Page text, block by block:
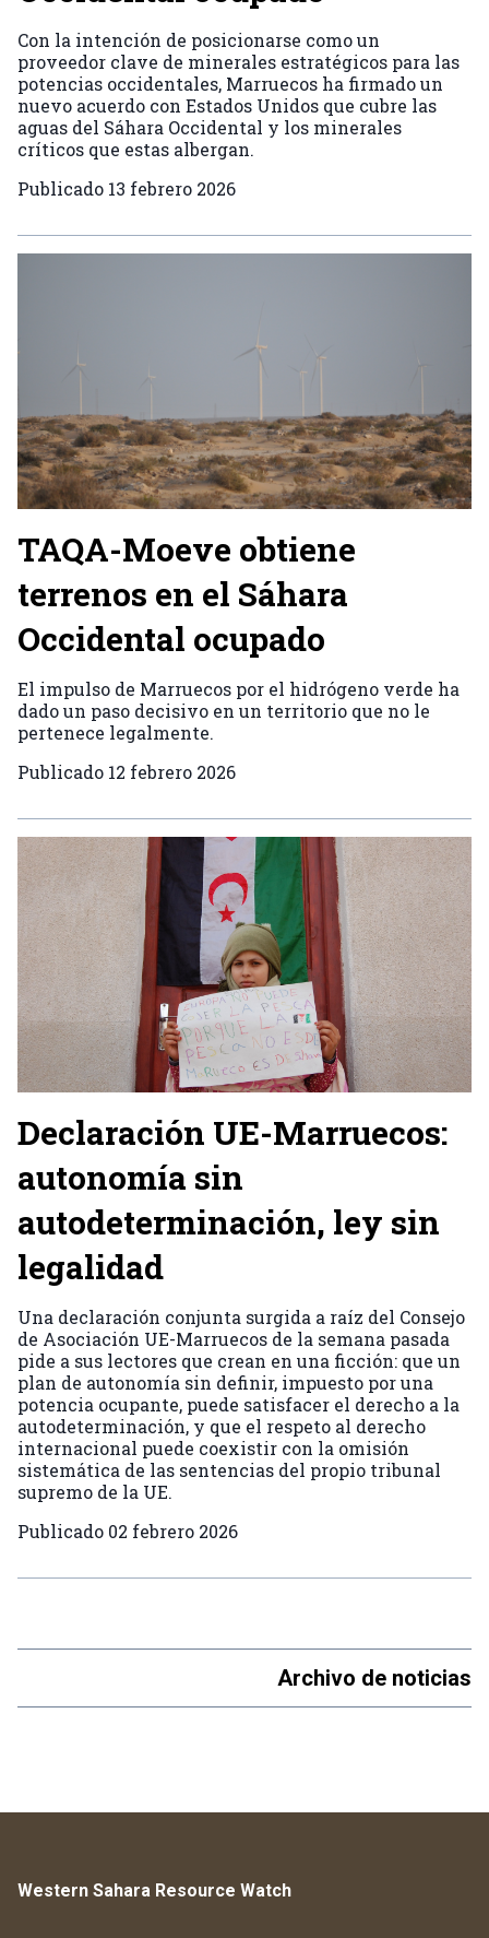
Con la intención de posicionarse como un
proveedor clave de minerales estratégicos para las
potencias occidentales, Marruecos ha firmado un
nuevo acuerdo con Estados Unidos que cubre las
aguas del Sáhara Occidental y los minerales
críticos que estas albergan.
Publicado 13 febrero 2026
TAQA-Moeve obtiene
terrenos en el Sáhara
Occidental ocupado
El impulso de Marruecos por el hidrógeno verde ha
dado un paso decisivo en un territorio que no le
pertenece legalmente.
Publicado 12 febrero 2026
Declaración UE-Marruecos:
autonomía sin
autodeterminación, ley sin
legalidad
Una declaración conjunta surgida a raíz del Consejo
de Asociación UE-Marruecos de la semana pasada
pide a sus lectores que crean en una ficción: que un
plan de autonomía sin definir, impuesto por una
potencia ocupante, puede satisfacer el derecho a la
autodeterminación, y que el respeto al derecho
internacional puede coexistir con la omisión
sistemática de las sentencias del propio tribunal
supremo de la UE.
Publicado 02 febrero 2026
Archivo de noticias
Western Sahara Resource Watch